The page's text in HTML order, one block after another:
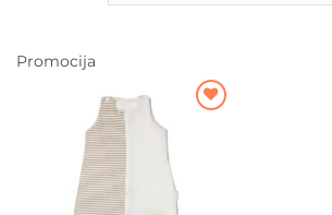
Promocija